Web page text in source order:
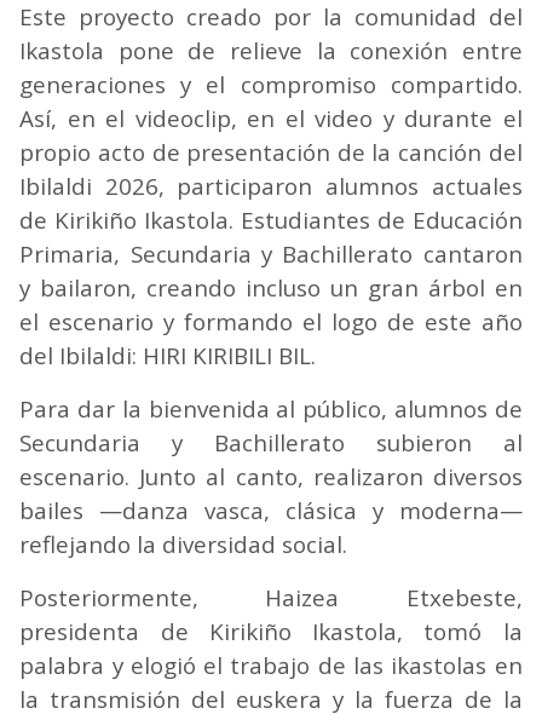
Este proyecto creado por la comunidad del
Ikastola pone de relieve la conexión entre
generaciones y el compromiso compartido.
Así, en el videoclip, en el video y durante el
propio acto de presentación de la canción del
Ibilaldi 2026, participaron alumnos actuales
de Kirikiño Ikastola. Estudiantes de Educación
Primaria, Secundaria y Bachillerato cantaron
y bailaron, creando incluso un gran árbol en
el escenario y formando el logo de este año
del Ibilaldi: HIRI KIRIBILI BIL.
Para dar la bienvenida al público, alumnos de
Secundaria y Bachillerato subieron al
escenario. Junto al canto, realizaron diversos
bailes —danza vasca, clásica y moderna—
reflejando la diversidad social.
Posteriormente, Haizea Etxebeste,
presidenta de Kirikiño Ikastola, tomó la
palabra y elogió el trabajo de las ikastolas en
la transmisión del euskera y la fuerza de la